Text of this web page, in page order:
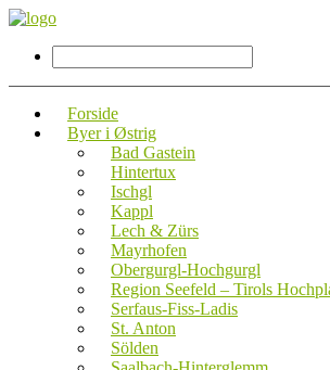
Forside
Byer i Østrig
Bad Gastein
Hintertux
Ischgl
Kappl
Lech & Zürs
Mayrhofen
Obergurgl-Hochgurgl
Region Seefeld – Tirols
Serfaus-Fiss-Ladis
St. Anton
Sölden